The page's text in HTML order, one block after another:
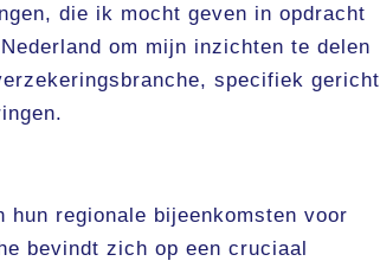
die ik mocht geven in opdracht
om mijn inzichten te delen
specifiek gericht
regionale bijeenkomsten voor
bevindt zich op een cruciaal